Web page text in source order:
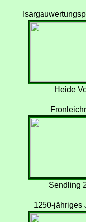
Heide
Sendling
1250-jähriges